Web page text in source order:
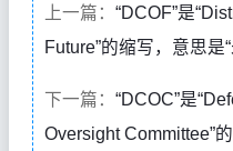
上一篇： “DCOF”是
Future”的缩写，意思是
下一篇： “DCOC”是
Oversight Committee”